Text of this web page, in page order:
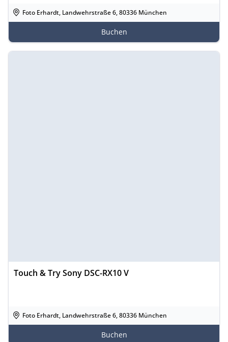
Foto Erhardt, Landwehrstraße 6, 80336 München
Buchen
Touch & Try Sony DSC-RX10 V
Foto Erhardt, Landwehrstraße 6, 80336 München
Buchen